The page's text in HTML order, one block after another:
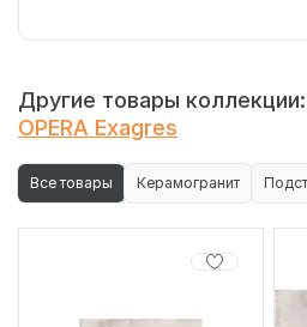
Другие товары коллекции:
OPERA Exagres
Все товары Керамогранит